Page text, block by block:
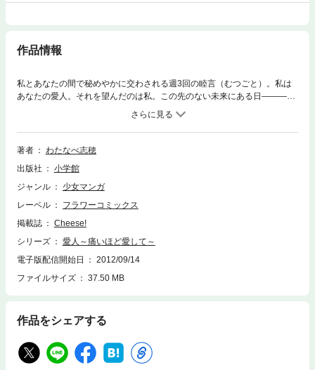
作品情報
私とあなたの間で秘めやかに交わされる週3回の睦言（むつごと）。私は
あなたの愛人。それを望んだのは私。この先のない未来にある日――――
著者
わたなべ志穂
出版社
小学館
ジャンル
少女マンガ
レーベル
フラワーコミックス
掲載誌
Cheese!
シリーズ
愛人～痛いほど愛して～
電子版配信開始日
2012/09/14
ファイルサイズ
37.50 MB
作品をシェアする